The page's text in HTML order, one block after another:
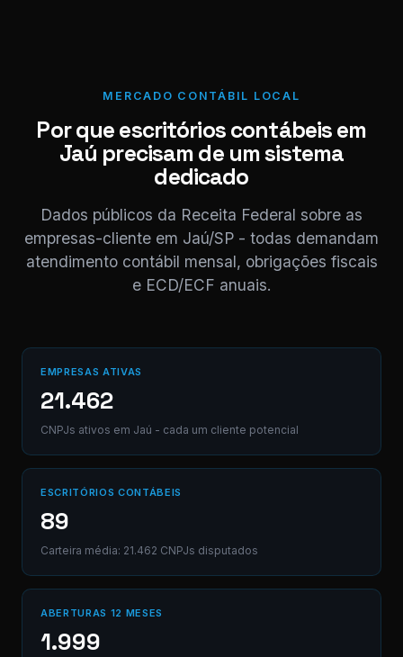
Perfeito,
obrigado! 😊
NF competência
Registrado em AB12-
CD.
MERCADO CONTÁBIL LOCAL
Por que escritórios contábeis em
Jaú precisam de um sistema
dedicado
Dados públicos da Receita Federal sobre as
empresas-cliente em Jaú/SP - todas demandam
atendimento contábil mensal, obrigações fiscais
e ECD/ECF anuais.
EMPRESAS ATIVAS
21.462
CNPJs ativos em Jaú - cada um cliente potencial
ESCRITÓRIOS CONTÁBEIS
89
Carteira média: 21.462 CNPJs disputados
ABERTURAS 12 MESES
1.999